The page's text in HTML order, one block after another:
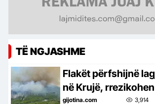
TË NGJASHME
Flakët përfshijnë
në Krujë,
dhe bizneset,
gijotina.com 3,914